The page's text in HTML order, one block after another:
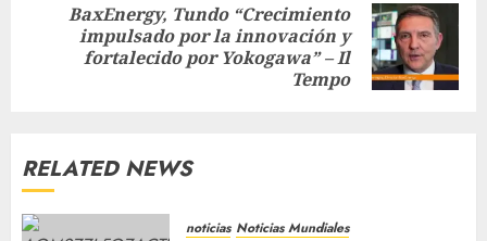
BaxEnergy, Tundo “Crecimiento
impulsado por la innovación y
fortalecido por Yokogawa” – Il
Tempo
RELATED NEWS
noticias Noticias Mundiales